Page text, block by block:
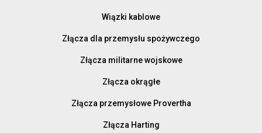
Wiązki kablowe
Złącza dla przemysłu spożywczego
Złącza militarne wojskowe
Złącza okrągłe
Złącza przemysłowe Provertha
Złącza Harting